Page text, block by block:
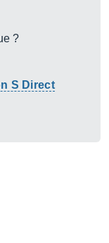
?
S Direct